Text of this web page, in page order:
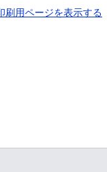
刷用ページを表示する